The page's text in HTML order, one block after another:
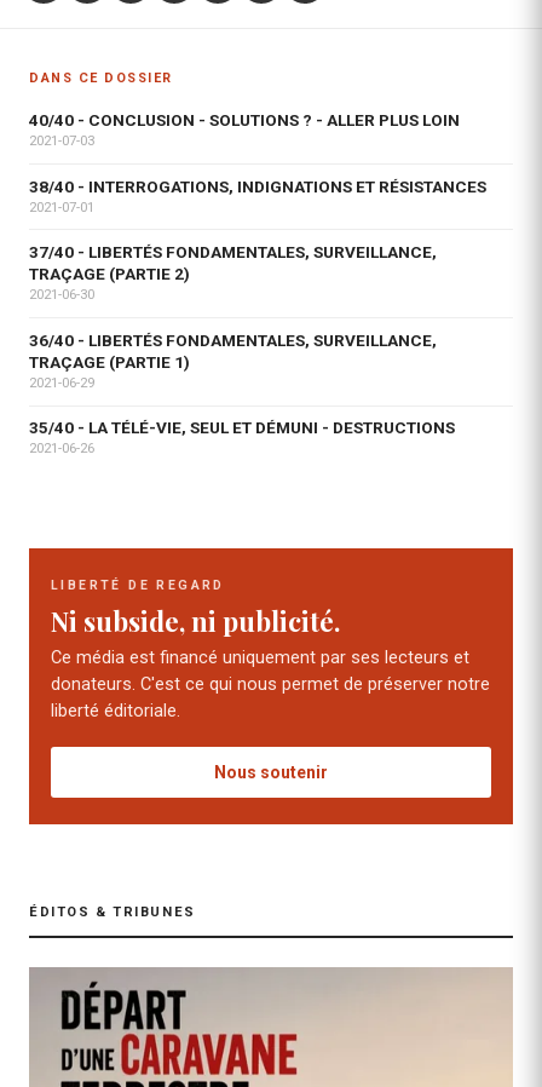
DANS CE DOSSIER
40/40 - CONCLUSION - SOLUTIONS ? - ALLER PLUS LOIN
2021-07-03
38/40 - INTERROGATIONS, INDIGNATIONS ET RÉSISTANCES
2021-07-01
37/40 - LIBERTÉS FONDAMENTALES, SURVEILLANCE,
TRAÇAGE (PARTIE 2)
2021-06-30
36/40 - LIBERTÉS FONDAMENTALES, SURVEILLANCE,
TRAÇAGE (PARTIE 1)
2021-06-29
35/40 - LA TÉLÉ-VIE, SEUL ET DÉMUNI - DESTRUCTIONS
2021-06-26
LIBERTÉ DE REGARD
Ni subside, ni publicité.
Ce média est financé uniquement par ses lecteurs et
donateurs. C'est ce qui nous permet de préserver notre
liberté éditoriale.
Nous soutenir
ÉDITOS & TRIBUNES